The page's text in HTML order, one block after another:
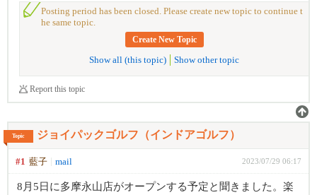
Posting period has been closed. Please create new topic to continue t
he same topic.
Create New Topic
Show all (this topic) Show other topic
Report this topic
Topic ジョイパックゴルフ（インドアゴルフ）
#1 藍子 mail 2023/07/29 06:17
8月5日に多摩永山店がオープンする予定と聞きました。楽